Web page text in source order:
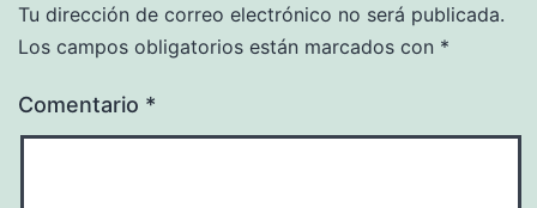
Tu dirección de correo electrónico no será publicada.
Los campos obligatorios están marcados con *
Comentario *